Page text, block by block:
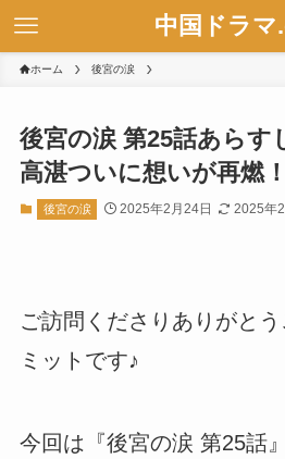
中国ドラマ
ホーム 後宮の涙
後宮の涙 第25話あらす
高湛ついに想いが再燃
後宮の涙 2025年2月24日 2025年
ご訪問くださりありがと
ミットです♪
今回は『後宮の涙 第25話